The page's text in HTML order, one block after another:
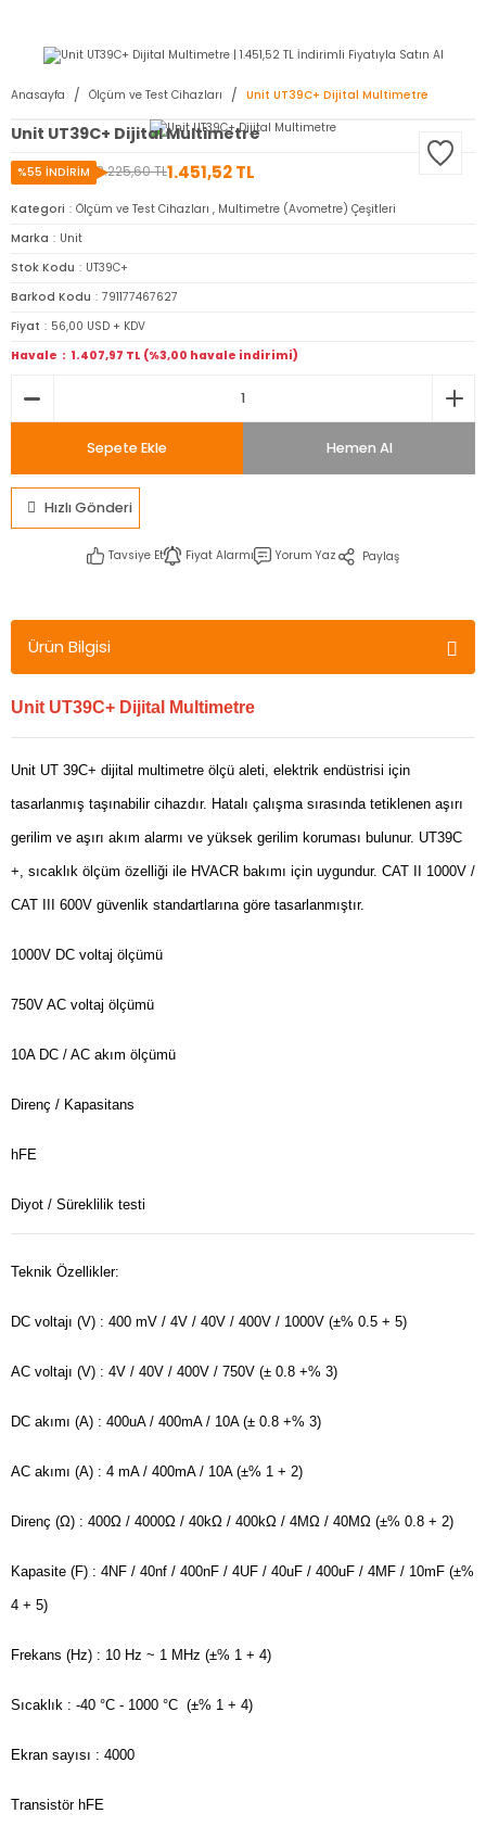
Anasayfa Ölçüm ve Test Cihazları Unit UT39C+ Dijital Multimetre
Unit UT39C+ Dijital Multimetre
3.225,60 TL1.451,52 TL
%55 İNDİRİM
Kategori Ölçüm ve Test Cihazları , Multimetre (Avometre) Çeşitleri
Marka
Unit
Stok Kodu
UT39C+
Barkod Kodu
791177467627
Fiyat
56,00 USD + KDV
Havale
1.407,97 TL (%3,00 havale indirimi)
Sepete Ekle Hemen Al
Hızlı Gönderi
Tavsiye Et Fiyat Alarmı Yorum Yaz Paylaş
Ürün Bilgisi
Unit UT39C+ Dijital Multimetre
Unit UT 39C+ dijital multimetre ölçü aleti, elektrik endüstrisi için
tasarlanmış taşınabilir cihazdır. Hatalı çalışma sırasında tetiklenen aşırı
gerilim ve aşırı akım alarmı ve yüksek gerilim koruması bulunur. UT39C
+, sıcaklık ölçüm özelliği ile HVACR bakımı için uygundur. CAT II 1000V /
CAT III 600V güvenlik standartlarına göre tasarlanmıştır.
1000V DC voltaj ölçümü
750V AC voltaj ölçümü
10A DC / AC akım ölçümü
Direnç / Kapasitans
hFE
Diyot / Süreklilik testi
Teknik Özellikler:
DC voltajı (V) : 400 mV / 4V / 40V / 400V / 1000V (±% 0.5 + 5)
AC voltajı (V) : 4V / 40V / 400V / 750V (± 0.8 +% 3)
DC akımı (A) : 400uA / 400mA / 10A (± 0.8 +% 3)
AC akımı (A) : 4 mA / 400mA / 10A (±% 1 + 2)
Direnç (Ω) : 400Ω / 4000Ω / 40kΩ / 400kΩ / 4MΩ / 40MΩ (±% 0.8 + 2)
Kapasite (F) : 4NF / 40nf / 400nF / 4UF / 40uF / 400uF / 4MF / 10mF (±%
4 + 5)
Frekans (Hz) : 10 Hz ~ 1 MHz (±% 1 + 4)
Sıcaklık : -40 °C - 1000 °C (±% 1 + 4)
Ekran sayısı : 4000
Transistör hFE